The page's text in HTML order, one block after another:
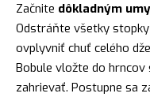
Začnite dôkladným
Odstráňte všetky
ovplyvniť chuť celého
Bobule vložte do
zahrievať. Postupne sa